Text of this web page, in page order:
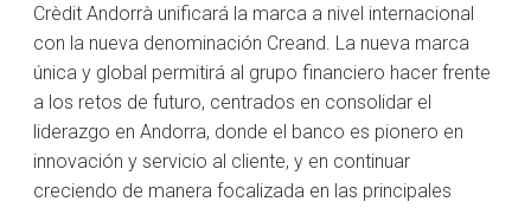
Crèdit Andorrà unificará la marca a nivel internacional
con la nueva denominación Creand. La nueva marca
única y global permitirá al grupo financiero hacer frente
a los retos de futuro, centrados en consolidar el
liderazgo en Andorra, donde el banco es pionero en
innovación y servicio al cliente, y en continuar
creciendo de manera focalizada en las principales